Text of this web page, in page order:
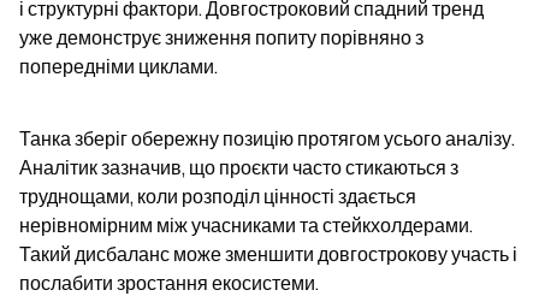
і структурні фактори. Довгостроковий спадний тренд
уже демонструє зниження попиту порівняно з
попередніми циклами.
Танка зберіг обережну позицію протягом усього аналізу.
Аналітик зазначив, що проєкти часто стикаються з
труднощами, коли розподіл цінності здається
нерівномірним між учасниками та стейкхолдерами.
Такий дисбаланс може зменшити довгострокову участь і
послабити зростання екосистеми.